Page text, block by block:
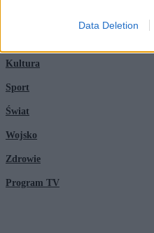
Data Deletion
Kultura
Sport
Świat
Wojsko
Zdrowie
Program TV